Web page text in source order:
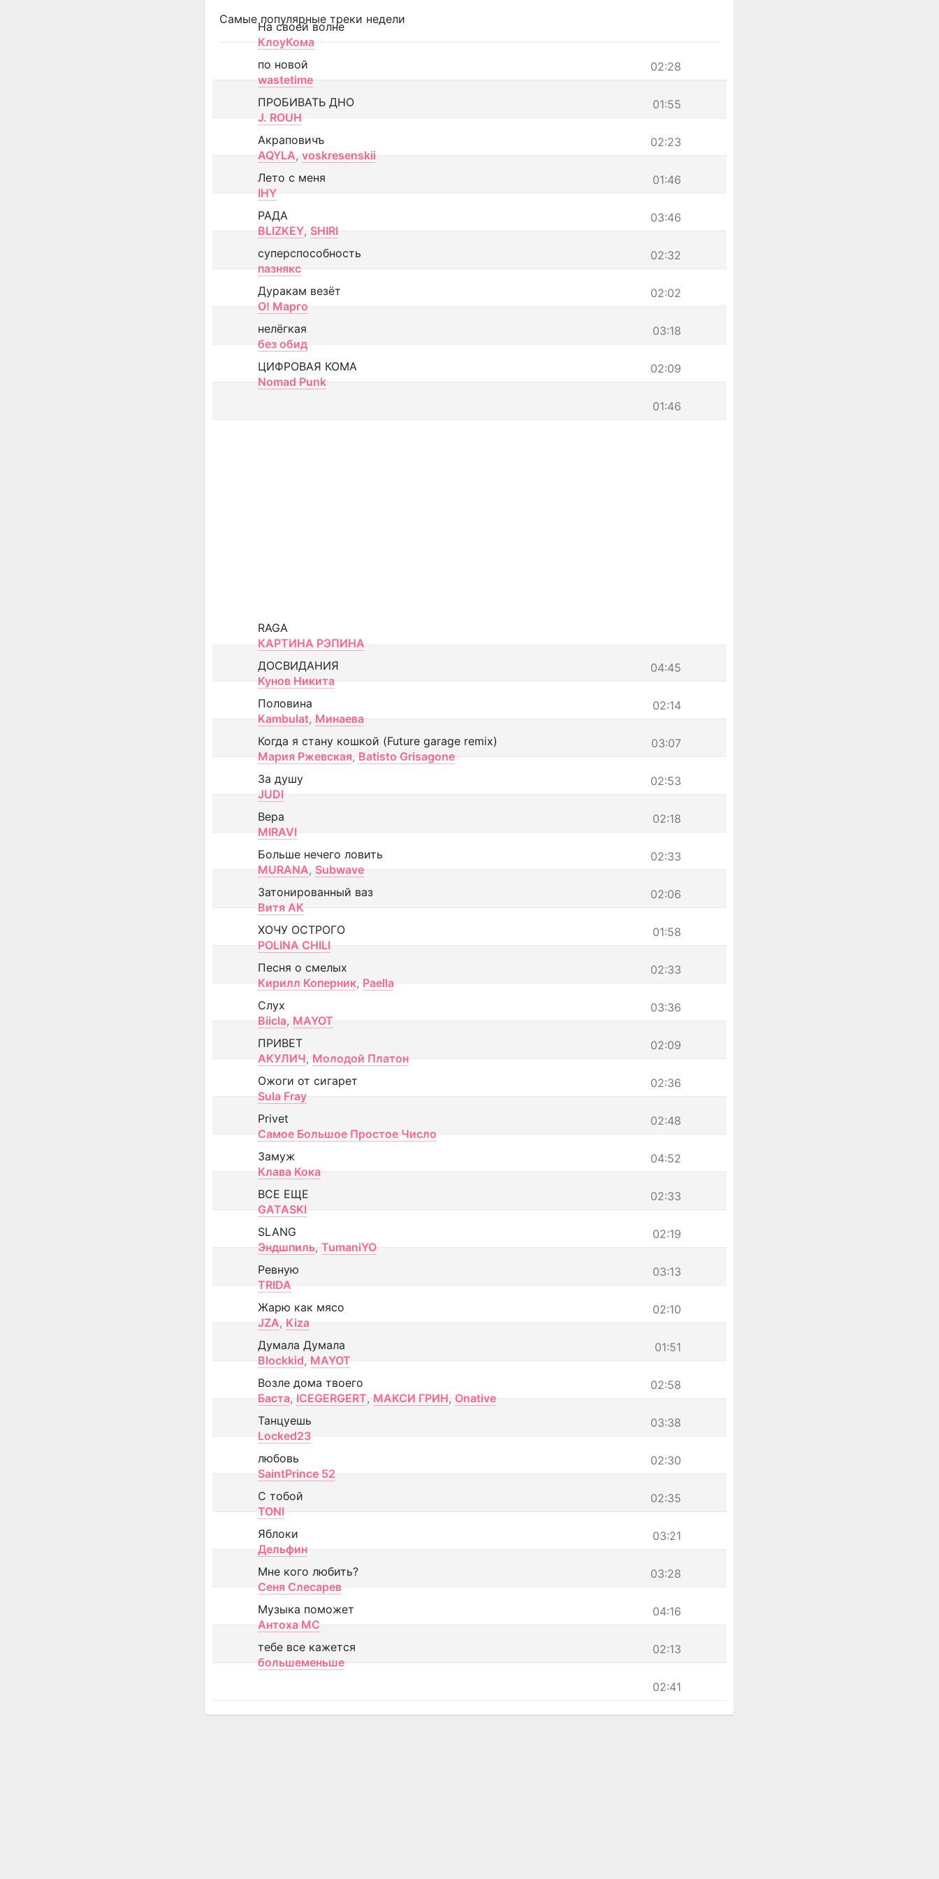
Самые популярные треки недели
На своей волне
КлоуКома
02:28
по новой
wastetime
01:55
ПРОБИВАТЬ ДНО
J. ROUH
02:23
Акраповичъ
AQYLA, voskresenskii
01:46
Лето с меня
IHY
03:46
РАДА
BLIZKEY, SHIRI
02:32
суперспособность
пазнякс
02:02
Дуракам везёт
О! Марго
03:18
нелёгкая
без обид
02:09
ЦИФРОВАЯ КОМА
Nomad Punk
01:46
RAGA
КАРТИНА РЭПИНА
04:45
ДОСВИДАНИЯ
Кунов Никита
02:14
Половина
Kambulat, Минаева
03:07
Когда я стану кошкой (Future garage remix)
Мария Ржевская, Batisto Grisagone
02:53
За душу
JUDI
02:18
Вера
MIRAVI
02:33
Больше нечего ловить
MURANA, Subwave
02:06
Затонированный ваз
Витя АК
01:58
ХОЧУ ОСТРОГО
POLINA CHILI
02:33
Песня о смелых
Кирилл Коперник, Paella
03:36
Слух
Biicla, MAYOT
02:09
ПРИВЕТ
АКУЛИЧ, Молодой Платон
02:36
Ожоги от сигарет
Sula Fray
02:48
Privet
Самое Большое Простое Число
04:52
Замуж
Клава Кока
02:33
ВСЕ ЕЩЕ
GATASKI
02:19
SLANG
Эндшпиль, TumaniYO
03:13
Ревную
TRIDA
02:10
Жарю как мясо
JZA, Kiza
01:51
Думала Думала
Blockkid, MAYOT
02:58
Возле дома твоего
Баста, ICEGERGERT, МАКСИ ГРИН, Onative
03:38
Танцуешь
Locked23
02:30
любовь
SaintPrince 52
02:35
С тобой
TONI
03:21
Яблоки
Дельфин
03:28
Мне кого любить?
Сеня Слесарев
04:16
Музыка поможет
Антоха МС
02:13
тебе все кажется
большеменьше
02:41